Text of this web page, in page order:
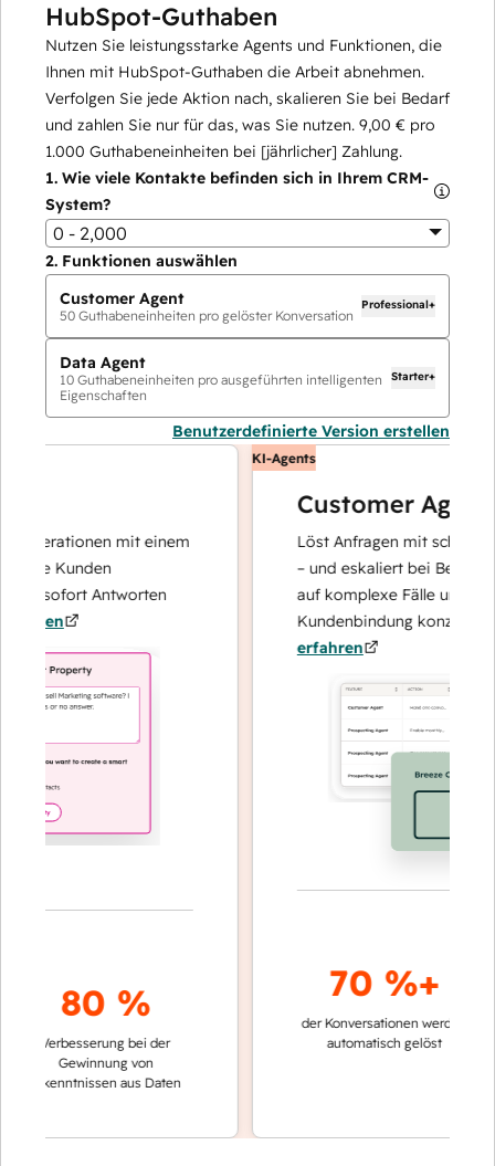
HubSpot-Guthaben
Nutzen Sie leistungsstarke Agents und Funktionen, die
Ihnen mit HubSpot-Guthaben die Arbeit abnehmen.
Verfolgen Sie jede Aktion nach, skalieren Sie bei Bedarf
und zahlen Sie nur für das, was Sie nutzen. 9,00 € pro
1.000 Guthabeneinheiten bei [jährlicher] Zahlung.
1. Wie viele Kontakte befinden sich in Ihrem CRM-
System?
0 - 2,000
2. Funktionen auswählen
Customer Agent
50 Guthabeneinheiten pro gelöster Konversation
Professional+
Data Agent
10 Guthabeneinheiten pro ausgeführten intelligenten
Eigenschaften
Starter+
Benutzerdefinierte Version erstellen
mit einem
Kunden
sofort Antworten
80 %
Verbesserung bei der
Gewinnung von
aus Daten
KI-Agents
Customer Agent
Löst Anfragen mit schnellen,
– und eskaliert bei Bedarf,
auf komplexe Fälle und den
Kundenbindung konzentrieren
erfahren
70 %+
der Konversationen werden
automatisch gelöst